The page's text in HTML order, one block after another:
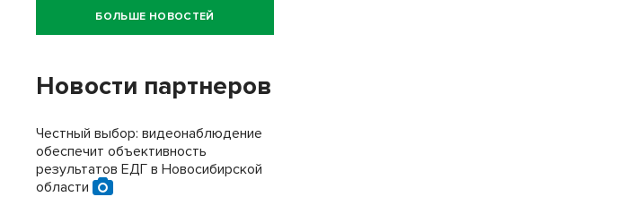
БОЛЬШЕ НОВОСТЕЙ
Новости партнеров
Честный выбор: видеонаблюдение
обеспечит объективность
результатов ЕДГ в Новосибирской
области